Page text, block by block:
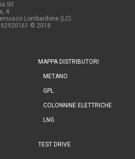
Srl
4
Lombardone (LC)
© 2018
MAPPA DISTRIBUTORI
METANO
GPL
COLONNINE ELETTRICHE
LNG
TEST DRIVE